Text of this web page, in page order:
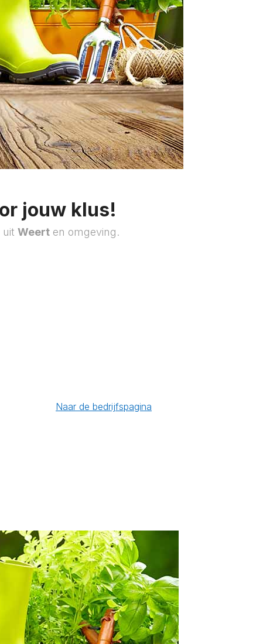
jouw klus!
uit Weert en omgeving.
Naar de bedrijfspagina